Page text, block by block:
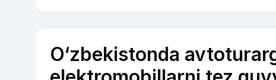
O‘zbekistonda